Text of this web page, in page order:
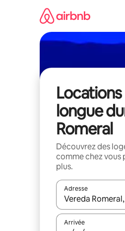
longue
Romeral
Découvrez des
comme chez vous
plus.
Adresse
Lorsque les
Arrivée